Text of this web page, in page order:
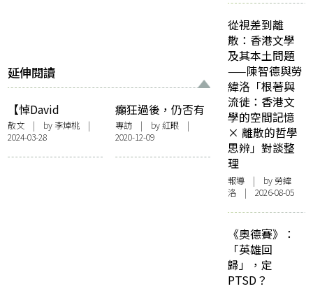
延伸閱讀
【悼David
Bordwell】大衛博
維爾的香港緣
散文 | by 李焯桃 |
2024-03-28
癲狂過後，仍否有
火？—— 訪《香港
電影王國：娛樂的
藝術》譯者李焯桃
專訪| by紅眼|
2020-12-09
從視差到離
散：香港文學
及其本土問題
——陳智德與勞
緯洛「根著與
流徙：香港文
學的空間記憶
× 離散的哲學
思辨」對談整
理
報導 | by 勞緯
洛 | 2026-08-05
《奧德賽》：
「英雄回
歸」，定
PTSD？